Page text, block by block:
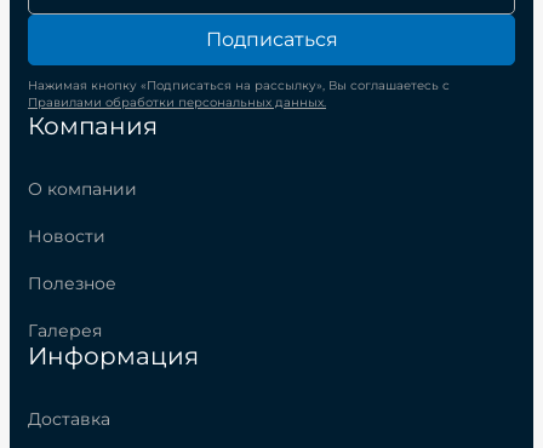
Компания
О компании
Новости
Полезное
Галерея
Информация
Доставка
Подписаться
Нажимая кнопку «Подписаться на рассылку», Вы соглашаетесь с
Правилами обработки персональных данных.